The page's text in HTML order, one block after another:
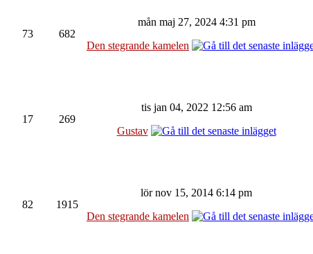
73 682
mån maj 27, 2024 4:31 pm
Den stegrande kamelen
17 269
tis jan 04, 2022 12:56 am
Gustav
82 1915
lör nov 15, 2014 6:14 pm
Den stegrande kamelen